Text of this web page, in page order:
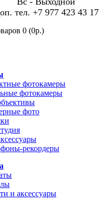
тел. +7 977 423 43 17
0 (0р.)
фотокамеры
фотокамеры
фото
рекордеры
и аксессуары